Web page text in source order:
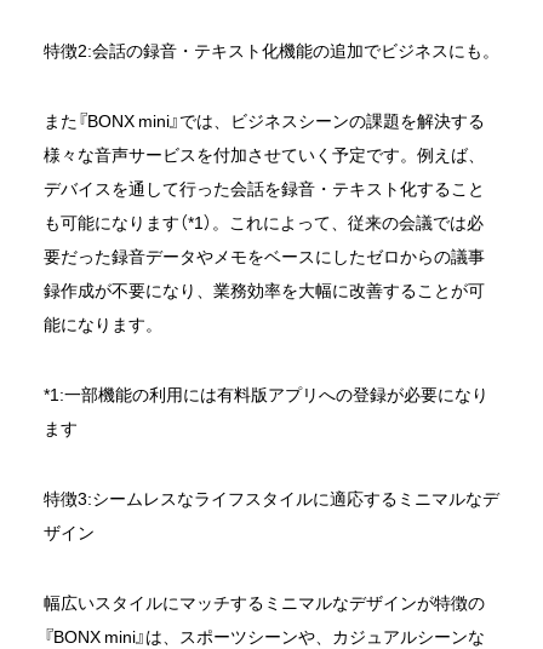
特徴2:会話の録音・テキスト化機能の追加でビジネスにも。
また『BONX mini』では、ビジネスシーンの課題を解決する
様々な音声サービスを付加させていく予定です。例えば、
デバイスを通して行った会話を録音・テキスト化すること
も可能になります（*1）。これによって、従来の会議では必
要だった録音データやメモをベースにしたゼロからの議事
録作成が不要になり、業務効率を大幅に改善することが可
能になります。
*1:一部機能の利用には有料版アプリへの登録が必要になり
ます
特徴3:シームレスなライフスタイルに適応するミニマルなデ
ザイン
幅広いスタイルにマッチするミニマルなデザインが特徴の
『BONX mini』は、スポーツシーンや、カジュアルシーンな